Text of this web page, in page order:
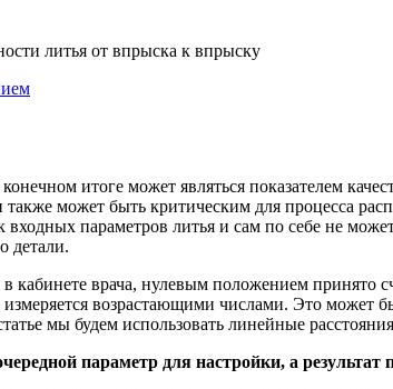
литья от впрыска к впрыску
конечном итоге может являться показателем
может быть критическим для процесса
входных параметров литья и сам по себе не
детали.
врача, нулевым положением принято
возрастающими числами. Это
мы будем использовать линейные
параметр для настройки, а результат